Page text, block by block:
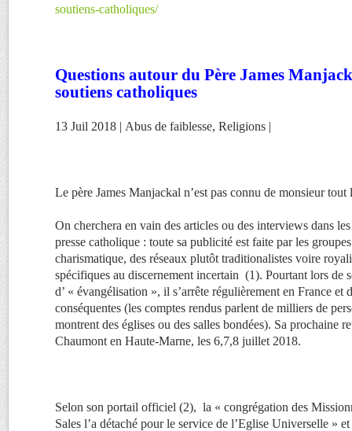
soutiens-catholiques/
Questions autour du Père James
soutiens catholiques
13 Juil 2018 | Abus de faiblesse, Religions |
Le père James Manjackal n’est pas connu de monsieur tout
On cherchera en vain des articles ou des interviews dans
presse catholique : toute sa publicité est faite par les
charismatique, des réseaux plutôt traditionalistes voire
spécifiques au discernement incertain (1). Pourtant lors de
d’ « évangélisation », il s’arrête régulièrement en France et
conséquentes (les comptes rendus parlent de milliers de
montrent des églises ou des salles bondées). Sa prochaine
Chaumont en Haute-Marne, les 6,7,8 juillet 2018.
Selon son portail officiel (2), la « congrégation des
Sales l’a détaché pour le service de l’Eglise Universelle »